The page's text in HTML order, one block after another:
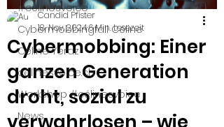
#célinesvoice
Cybermobbingfall Céline
Céline Yeraz
celinesvoice.ch
Workshop #célinesvoice
News
Cybermobbing: Einer
ganzen Generation
droht, sozial zu
Candid Pfister
18. Nov. 20246 Min. Lesezeit